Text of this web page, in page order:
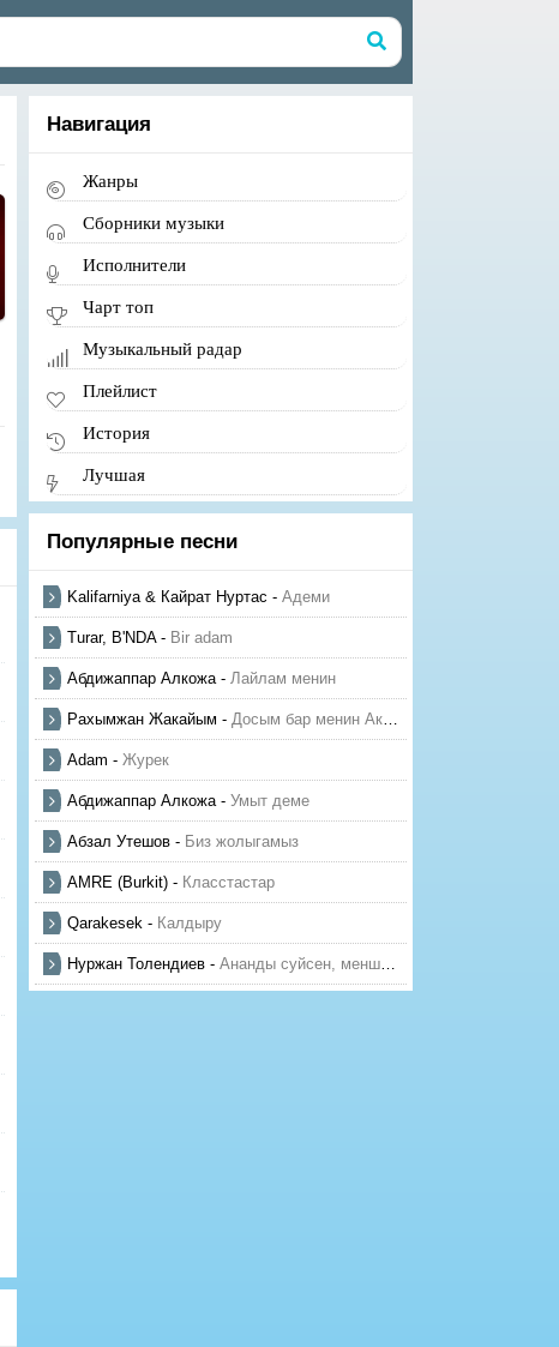
Навигация
Жанры
Сборники музыки
Исполнители
Чарт топ
Музыкальный радар
Плейлист
История
Лучшая
Популярные песни
Kalifarniya & Кайрат Нуртас - Адеми
Turar, B'NDA- Bir adam
Абдижаппар Алкожа- Лайлам менин
Рахымжан Жакайым - Досым бар менин Актауда
Adam - Журек
Абдижаппар Алкожа- Умыт деме
Абзал Утешов - Биз жолыгамыз
AMRE (Burkit) - Класстастар
Qarakesek - Калдыру
Нуржан Толендиев - Ананды суйсен, менше суй